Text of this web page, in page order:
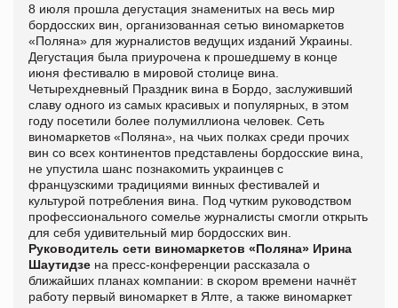
8 июля прошла дегустация знаменитых на весь мир
бордосских вин, организованная сетью виномаркетов
«Поляна» для журналистов ведущих изданий Украины.
Дегустация была приурочена к прошедшему в конце
июня фестивалю в мировой столице вина.
Четырехдневный Праздник вина в Бордо, заслуживший
славу одного из самых красивых и популярных, в этом
году посетили более полумиллиона человек. Сеть
виномаркетов «Поляна», на чьих полках среди прочих
вин со всех континентов представлены бордосские вина,
не упустила шанс познакомить украинцев с
французскими традициями винных фестивалей и
культурой потребления вина. Под чутким руководством
профессионального сомелье журналисты смогли открыть
для себя удивительный мир бордосских вин.
Руководитель сети виномаркетов «Поляна» Ирина
Шаутидзе на пресс-конференции рассказала о
ближайших планах компании: в скором времени начнёт
работу первый виномаркет в Ялте, а также виномаркет